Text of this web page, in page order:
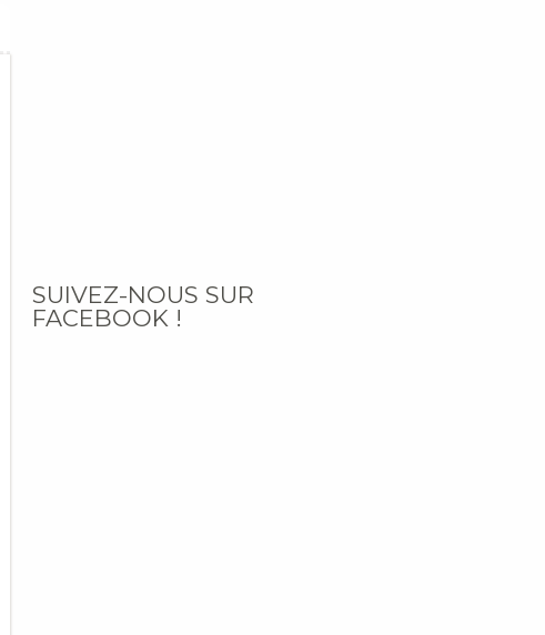
SUIVEZ-NOUS SUR
FACEBOOK !